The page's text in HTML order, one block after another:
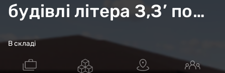
будівлі літера З,З’ по
вул. Лікарняній, 18 в м.
Запоріжжя
В складі